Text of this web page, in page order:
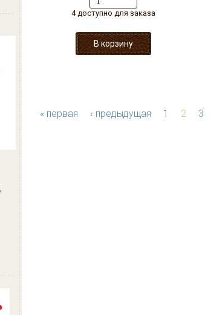
4 доступно для заказа
« первая ‹ предыдущая 1 2 3